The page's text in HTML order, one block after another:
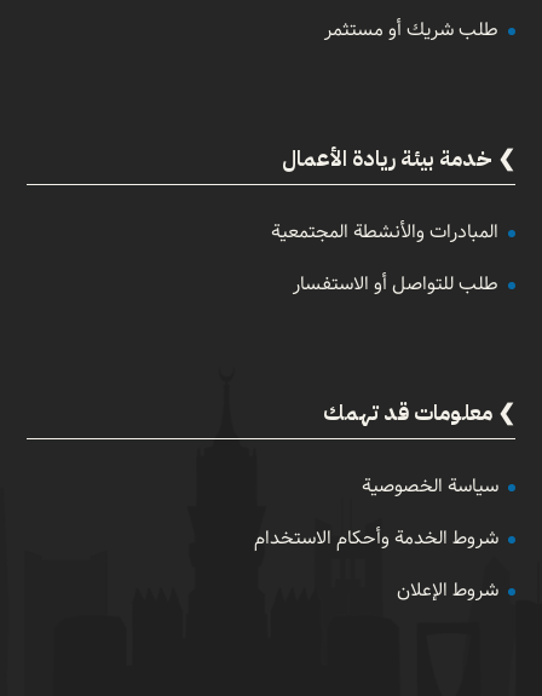
طلب شريك أو مستثمر
خدمة بيئة ريادة الأعمال
المبادرات والأنشطة المجتمعية
طلب للتواصل أو الاستفسار
معلومات قد تهمك
سياسة الخصوصية
شروط الخدمة وأحكام الاستخدام
شروط الإعلان